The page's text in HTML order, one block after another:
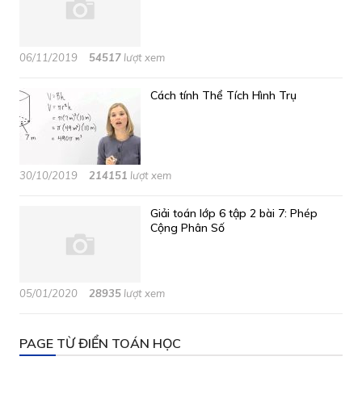
06/11/2019 54517 lượt xem
Cách tính Thể Tích Hình Trụ
30/10/2019 214151 lượt xem
Giải toán lớp 6 tập 2 bài 7: Phép
Cộng Phân Số
05/01/2020 28935 lượt xem
PAGE TỪ ĐIỂN TOÁN HỌC